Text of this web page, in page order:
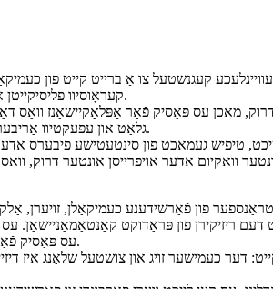
קעגנשטעל צו אַ ברייט קייט פון
קעראָוסיוו פליסיקייטן אָן קאָמפּראָמיס זיין אָרנטלעכקייט אָדער פאָרשטעלונג.
מאכן עס פּאַסיק פֿאַר אַפּלאַקיישאַנז וואָס
גלאַט און עפעקטיוו אַריבערפירן פון פליסיקייטן, אפילו אונטער שווער באדינגונגען.
געמאכט פון סינטעטישע פיבערס
ריזיקירן פון פּראָדוקט קאַנטאַמאַניישאַן. עס
עס פּאַסיק פֿאַר אַפּלאַקיישאַנז ווו ריינקייט און היגיענע זענען קריטיש.